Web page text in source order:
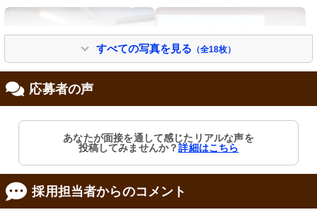
温かみのある色合いで統一された部屋
には、ゆったりとしたソファが配置さ
れています。
外観
清潔感のある入口と情報が掲示されて
おり、訪れる方を歓迎しています。
すべての写真を見る （全18枚）
応募者の声
あなたが面接を通して感じたリアルな声を
投稿してみませんか？詳細はこちら
採用担当者からのコメント